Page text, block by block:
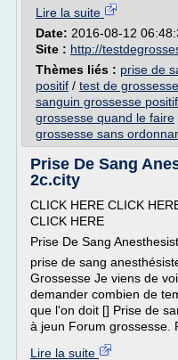
Lire la suite
Date: 2016-08-12
Site : http://
Thèmes liés : prise de
positif / test de
sanguin grossesse positif
grossesse quand le faire
grossesse sans
Prise De Sang
2c.city
CLICK HERE CLICK
CLICK HERE
Prise De Sang
prise de sang
Grossesse Je viens de
demander combien de
que l'on doit [] Prise de
à jeun Forum grossesse.
Lire la suite